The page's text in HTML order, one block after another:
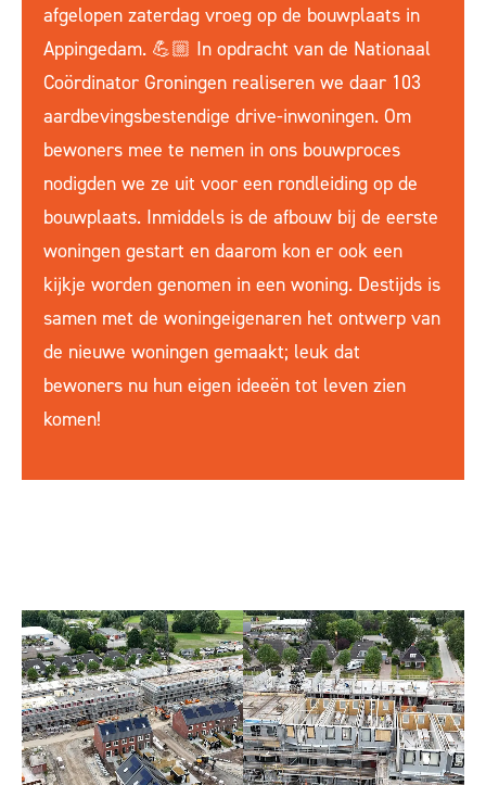
afgelopen zaterdag vroeg op de bouwplaats in
Appingedam. 💪🏼 In opdracht van de Nationaal
Coördinator Groningen realiseren we daar 103
aardbevingsbestendige drive-inwoningen. Om
bewoners mee te nemen in ons bouwproces
nodigden we ze uit voor een rondleiding op de
bouwplaats. Inmiddels is de afbouw bij de eerste
woningen gestart en daarom kon er ook een
kijkje worden genomen in een woning. Destijds is
samen met de woningeigenaren het ontwerp van
de nieuwe woningen gemaakt; leuk dat
bewoners nu hun eigen ideeën tot leven zien
komen!